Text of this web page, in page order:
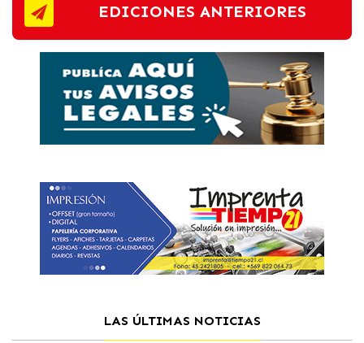
EDICIONES ANTERIORES
LAS ÚLTIMAS NOTICIAS